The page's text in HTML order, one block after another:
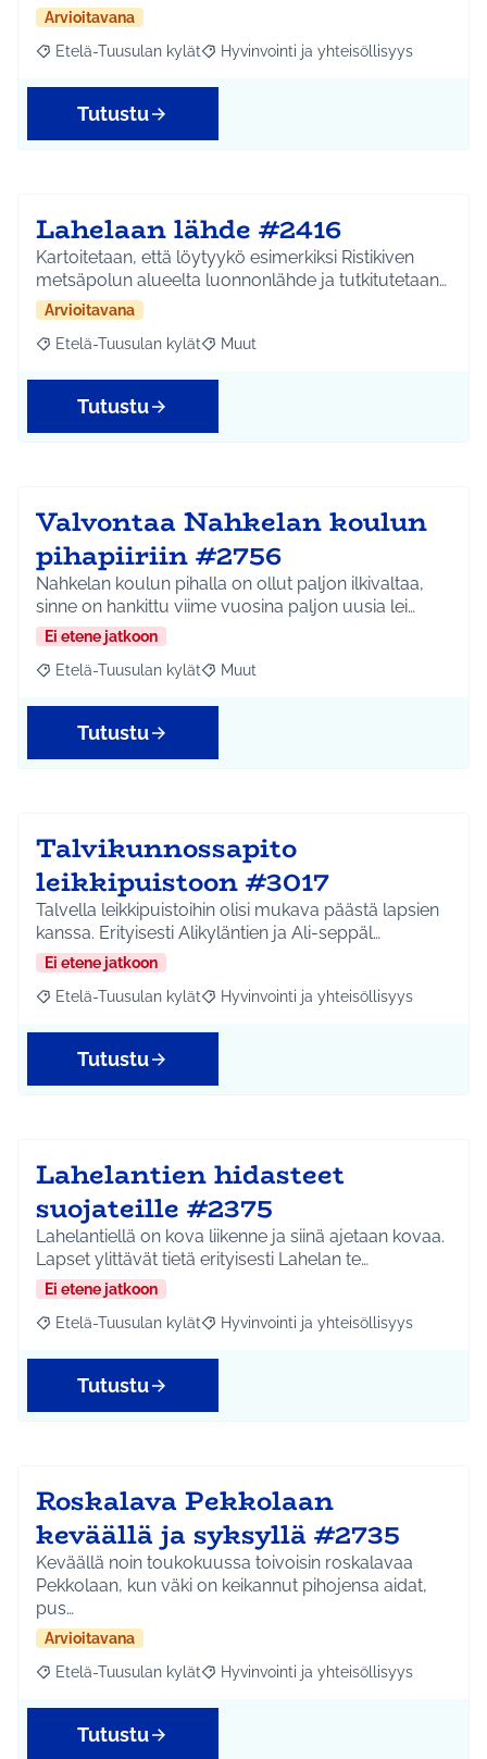
Arvioitavana
Rajaa tulokset aihepiirin mukaan: Etelä-Tuusulan kylät
Etelä-Tuusulan kylät Rajaa tulokset teeman mukaan:
Hyvinvointi ja yhteisöllisyys
Tutustu
Lahelaan lähde #2416
Kartoitetaan, että löytyykö esimerkiksi Ristikiven
metsäpolun alueelta luonnonlähde ja tutkitutetaan…
Arvioitavana
Rajaa tulokset aihepiirin mukaan: Etelä-Tuusulan kylät
Etelä-Tuusulan kylät Rajaa tulokset teeman mukaan: Muut
Muut
Tutustu
Valvontaa Nahkelan koulun
pihapiiriin #2756
Nahkelan koulun pihalla on ollut paljon ilkivaltaa,
sinne on hankittu viime vuosina paljon uusia lei…
Ei etene jatkoon
Rajaa tulokset aihepiirin mukaan: Etelä-Tuusulan kylät
Etelä-Tuusulan kylät Rajaa tulokset teeman mukaan: Muut
Muut
Tutustu
Talvikunnossapito
leikkipuistoon #3017
Talvella leikkipuistoihin olisi mukava päästä lapsien
kanssa. Erityisesti Alikyläntien ja Ali-seppäl…
Ei etene jatkoon
Rajaa tulokset aihepiirin mukaan: Etelä-Tuusulan kylät
Etelä-Tuusulan kylät Rajaa tulokset teeman mukaan:
Hyvinvointi ja yhteisöllisyys
Tutustu
Lahelantien hidasteet
suojateille #2375
Lahelantiellä on kova liikenne ja siinä ajetaan kovaa.
Lapset ylittävät tietä erityisesti Lahelan te…
Ei etene jatkoon
Rajaa tulokset aihepiirin mukaan: Etelä-Tuusulan kylät
Etelä-Tuusulan kylät Rajaa tulokset teeman mukaan:
Hyvinvointi ja yhteisöllisyys
Tutustu
Roskalava Pekkolaan
keväällä ja syksyllä #2735
Keväällä noin toukokuussa toivoisin roskalavaa
Pekkolaan, kun väki on keikannut pihojensa aidat,
pus…
Arvioitavana
Rajaa tulokset aihepiirin mukaan: Etelä-Tuusulan kylät
Etelä-Tuusulan kylät Rajaa tulokset teeman mukaan:
Hyvinvointi ja yhteisöllisyys
Tutustu